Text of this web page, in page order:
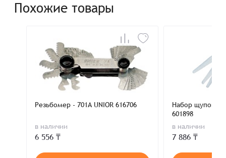
Похожие товары
Резьбомер - 701A UNIOR 616706
в наличии
6 556 ₸
Набор щупов
601898
в наличии
7 886 ₸